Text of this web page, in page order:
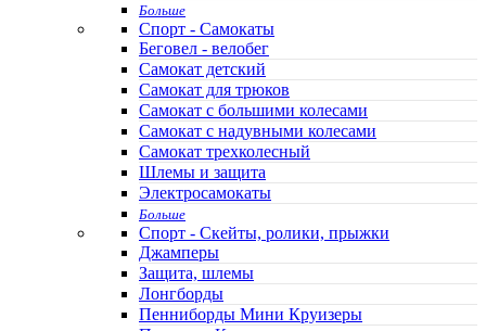
Больше
Спорт - Самокаты
Беговел - велобег
Самокат детский
Самокат для трюков
Самокат с большими колесами
Самокат с надувными колесами
Самокат трехколесный
Шлемы и защита
Электросамокаты
Больше
Спорт - Скейты, ролики, прыжки
Джамперы
Защита, шлемы
Лонгборды
Пенниборды Мини Круизеры